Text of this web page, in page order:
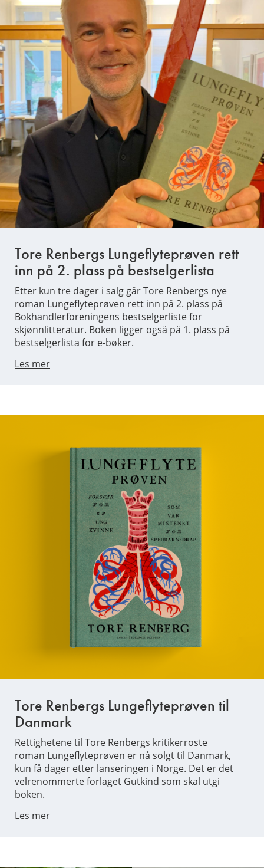
Tore Renbergs Lungeflyteprøven rett
inn på 2. plass på bestselgerlista
Etter kun tre dager i salg går Tore Renbergs nye
roman Lungeflyteprøven rett inn på 2. plass på
Bokhandlerforeningens bestselgerliste for
skjønnlitteratur. Boken ligger også på 1. plass på
bestselgerlista for e-bøker.
Les mer
Tore Renbergs Lungeflyteprøven til
Danmark
Rettighetene til Tore Renbergs kritikerroste
roman Lungeflyteprøven er nå solgt til Danmark,
kun få dager etter lanseringen i Norge. Det er det
velrenommerte forlaget Gutkind som skal utgi
boken.
Les mer